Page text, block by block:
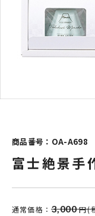
商品番号：OA-A698
富士絶景手
通常価格： 3,000円(